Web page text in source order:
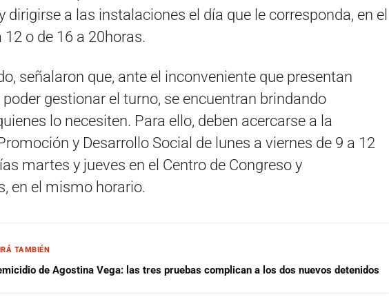
dirigirse a las instalaciones el día que le corresponda, en el
12 o de 16 a 20horas.
señalaron que, ante el inconveniente que presentan
gestionar el turno, se encuentran brindando
lo necesiten. Para ello, deben acercarse a la
y Desarrollo Social de lunes a viernes de 9 a 12
martes y jueves en el Centro de Congreso y
en el mismo horario.
TAMBIÉN
de Agostina Vega: las tres pruebas complican a los dos nuevos detenidos